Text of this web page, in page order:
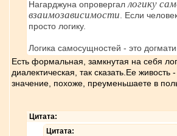
Нагарджуна опровергал логику
взаимозависимости . Если
просто логику.
Логика самосущностей - это
Есть формальная, замкнутая на себя
диалектическая, так сказать.Ее
значение, похоже, преуменьшаете в
Цитата:
Цитата: